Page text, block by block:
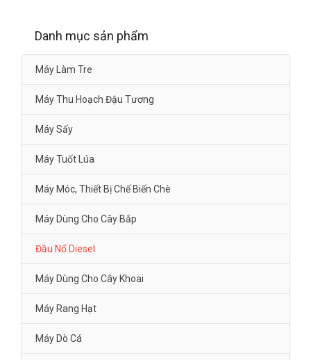
Danh mục sản phẩm
Máy Làm Tre
Máy Thu Hoạch Đậu Tương
Máy Sấy
Máy Tuốt Lúa
Máy Móc, Thiết Bị Chế Biến Chè
Máy Dùng Cho Cây Bắp
Đầu Nổ Diesel
Máy Dùng Cho Cây Khoai
Máy Rang Hạt
Máy Dò Cá